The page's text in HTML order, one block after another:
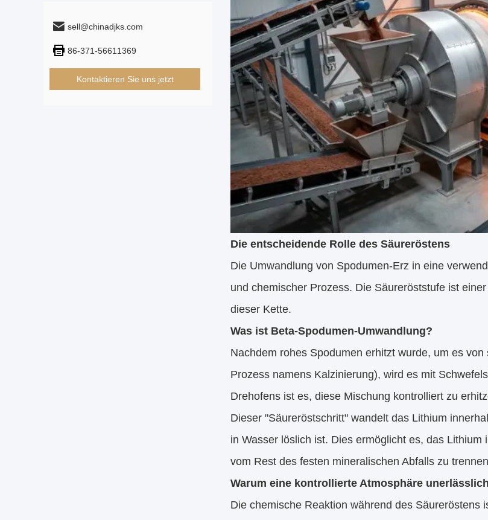
sell@chinadjks.com
86-371-56611369
Kontaktieren Sie uns jetzt
Die entscheidende Rolle des Säureröstens
Die Umwandlung von Spodumen-Erz in eine
und chemischer Prozess. Die Säureröststufe ist
dieser Kette.
Was ist Beta-Spodumen-Umwandlung?
Nachdem rohes Spodumen erhitzt wurde, um es
Prozess namens Kalzinierung), wird es mit
Drehofens ist es, diese Mischung kontrolliert zu
Dieser "Säureröstschritt" wandelt das Lithium
in Wasser löslich ist. Dies ermöglicht es, das
vom Rest des festen mineralischen Abfalls zu
Warum eine kontrollierte Atmosphäre
Die chemische Reaktion während des